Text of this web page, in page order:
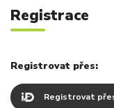
Registrace
Registrovat přes:
Registrovat